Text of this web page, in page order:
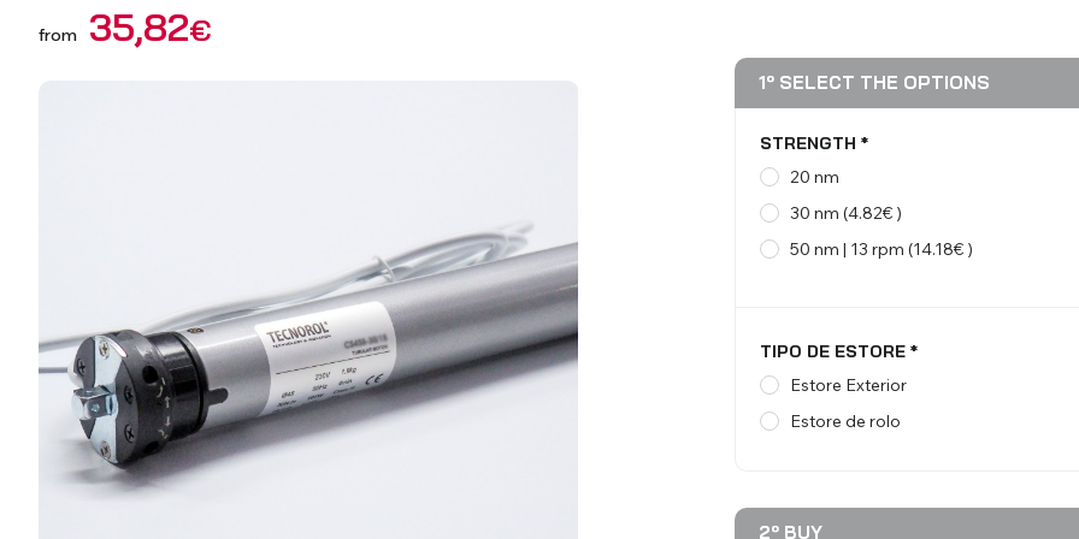
Venetian Blinds
VIEW ALL PRODUCTS
VIEW ALL PRODUCTS
VIEW ALL PRODUCTS
from €
35,82
1º SELECT THE OPTIONS
STRENGTH *
20 nm
30 nm (4.82€ )
50 nm | 13 rpm (14.18€ )
TIPO DE ESTORE *
Estore Exterior
Estore de rolo
2º BUY